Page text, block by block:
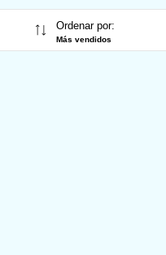
Ordenar por:
Más vendidos